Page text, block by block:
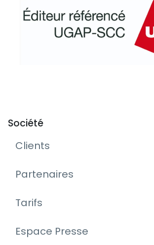
Société
Clients
Partenaires
Tarifs
Espace Presse